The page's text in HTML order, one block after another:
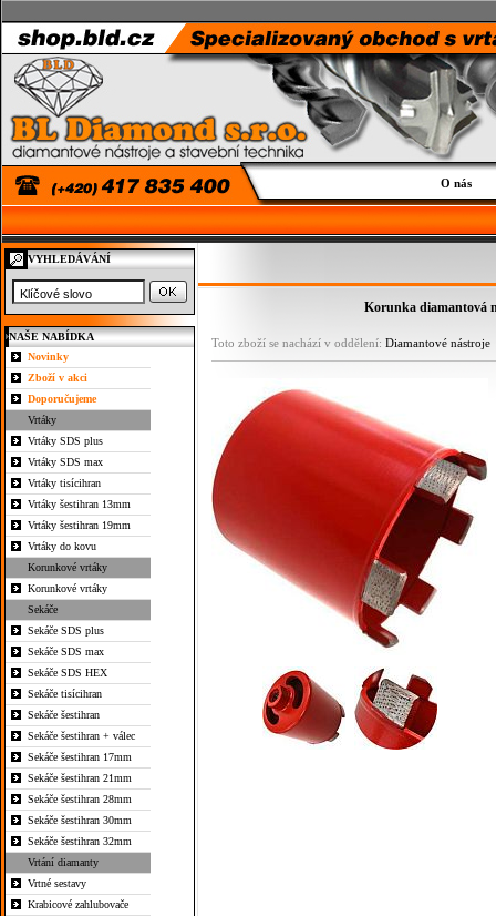
O nás
VYHLEDÁVÁNÍ
NAŠE NABÍDKA
Novinky
Zboží v akci
Doporučujeme
Vrtáky
Vrtáky SDS plus
Vrtáky SDS max
Vrtáky tisícihran
Vrtáky šestihran 13mm
Vrtáky šestihran 19mm
Vrtáky do kovu
Korunkové vrtáky
Korunkové vrtáky
Sekáče
Sekáče SDS plus
Sekáče SDS max
Sekáče SDS HEX
Sekáče tisícihran
Sekáče šestihran
Sekáče šestihran + válec
Sekáče šestihran 17mm
Sekáče šestihran 21mm
Sekáče šestihran 28mm
Sekáče šestihran 30mm
Sekáče šestihran 32mm
Vrtání diamanty
Vrtné sestavy
Krabicové zahlubovače
Korunka diamantová
Toto zboží se nachází v oddělení: Diamantové nástroje